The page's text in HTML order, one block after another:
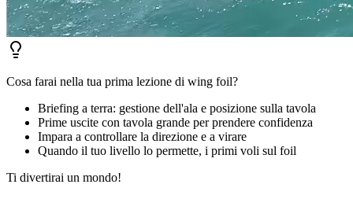
Cosa farai nella tua prima lezione di wing foil?
Briefing a terra: gestione dell'ala e posizione sulla tavola
Prime uscite con tavola grande per prendere confidenza
Impara a controllare la direzione e a virare
Quando il tuo livello lo permette, i primi voli sul foil
Ti divertirai un mondo!